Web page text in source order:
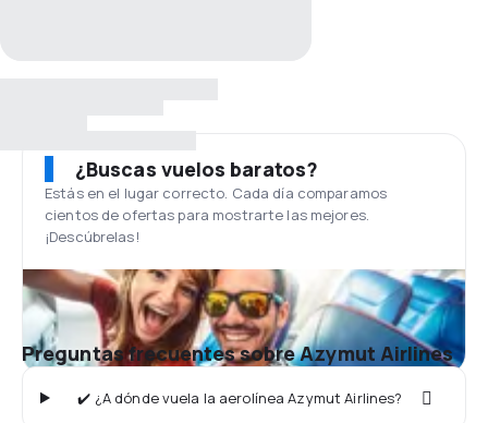
¿Buscas vuelos baratos?
Estás en el lugar correcto. Cada día comparamos
cientos de ofertas para mostrarte las mejores.
¡Descúbrelas!
Preguntas frecuentes sobre Azymut Airlines
✔️ ¿A dónde vuela la aerolínea Azymut Airlines?